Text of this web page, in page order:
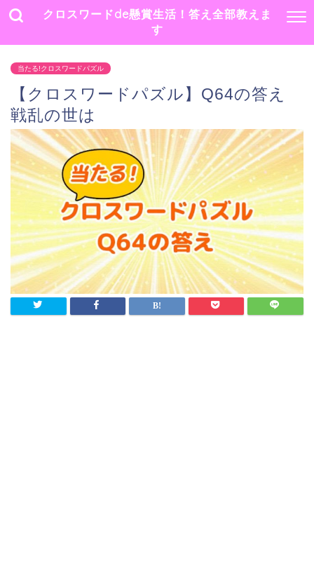
クロスワードde懸賞生活！答え全部教えま
す
当たる!クロスワードパズル
【クロスワードパズル】Q64の答え
戦乱の世は